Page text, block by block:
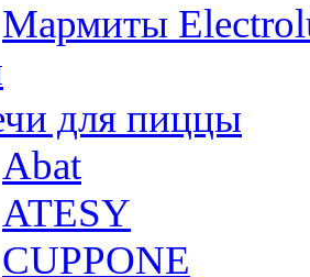
Мармиты
для пиццы
Abat
ATESY
CUPPONE